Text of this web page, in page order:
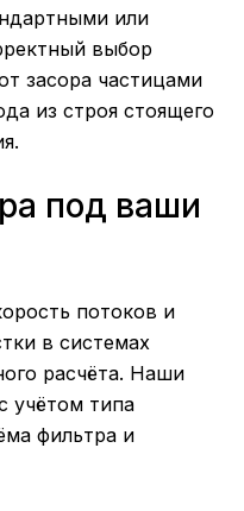
или
выбор
засора частицами
из строя стоящего
под ваши
потоков и
в системах
расчёта. Наши
учётом типа
фильтра и